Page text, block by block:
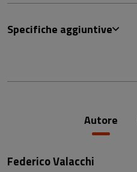
Specifiche aggiuntive
Autore
Federico Valacchi